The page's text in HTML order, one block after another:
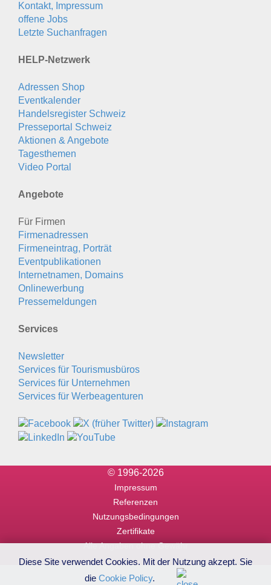
Kontakt, Impressum
offene Jobs
Letzte Suchanfragen
HELP-Netzwerk
Adressen Shop
Eventkalender
Handelsregister Schweiz
Presseportal Schweiz
Aktionen & Angebote
Tagesthemen
Video Portal
Angebote
Für Firmen
Firmenadressen
Firmeneintrag, Porträt
Eventpublikationen
Internetnamen, Domains
Onlinewerbung
Pressemeldungen
Services
Newsletter
Services für Tourismusbüros
Services für Unternehmen
Services für Werbeagenturen
© 1996-2026
Impressum
Referenzen
Nutzungsbedingungen
Zertifikate
Alle Angaben ohne Gewähr
Diese Site verwendet Cookies. Mit der Nutzung akzept. Sie
die Cookie Policy.